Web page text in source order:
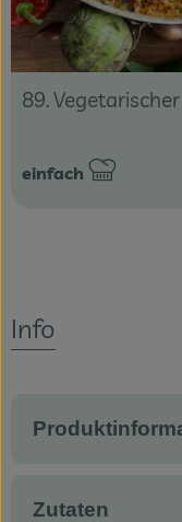
89.
Schwierigkeit:
einfach
Info
Zutaten